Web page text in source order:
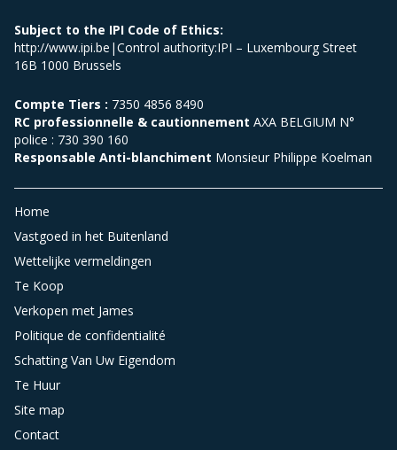
Subject to the IPI Code of Ethics:
http://www.ipi.be|Control authority:IPI – Luxembourg Street
16B 1000 Brussels
Compte Tiers : 7350 4856 8490
RC professionnelle & cautionnement AXA BELGIUM N°
police : 730 390 160
Responsable Anti-blanchiment Monsieur Philippe Koelman
Home
Vastgoed in het Buitenland
Wettelijke vermeldingen
Te Koop
Verkopen met James
Politique de confidentialité
Schatting Van Uw Eigendom
Te Huur
Site map
Contact